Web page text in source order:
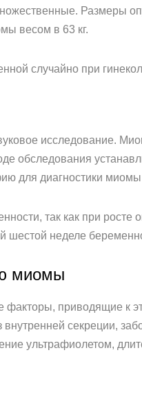
Размеры
весом в 63 кг.
случайно при
исследование.
обследования
для диагностики
так как при
шестой неделе
миомы
приводящие к
секреции,
ультрафиолетом,